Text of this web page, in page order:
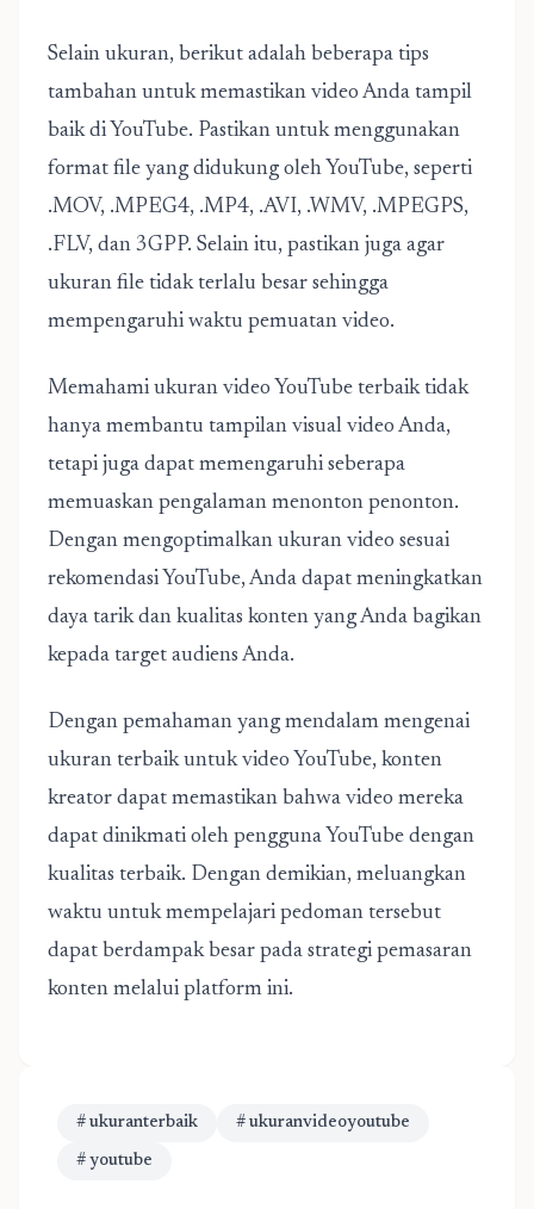
Selain ukuran, berikut adalah beberapa tips
tambahan untuk memastikan video Anda tampil
baik di YouTube. Pastikan untuk menggunakan
format file yang didukung oleh YouTube, seperti
.MOV, .MPEG4, .MP4, .AVI, .WMV, .MPEGPS,
.FLV, dan 3GPP. Selain itu, pastikan juga agar
ukuran file tidak terlalu besar sehingga
mempengaruhi waktu pemuatan video.
Memahami ukuran video YouTube terbaik tidak
hanya membantu tampilan visual video Anda,
tetapi juga dapat memengaruhi seberapa
memuaskan pengalaman menonton penonton.
Dengan mengoptimalkan ukuran video sesuai
rekomendasi YouTube, Anda dapat meningkatkan
daya tarik dan kualitas konten yang Anda bagikan
kepada target audiens Anda.
Dengan pemahaman yang mendalam mengenai
ukuran terbaik untuk video YouTube, konten
kreator dapat memastikan bahwa video mereka
dapat dinikmati oleh pengguna YouTube dengan
kualitas terbaik. Dengan demikian, meluangkan
waktu untuk mempelajari pedoman tersebut
dapat berdampak besar pada strategi pemasaran
konten melalui platform ini.
# ukuranterbaik # ukuranvideoyoutube
# youtube